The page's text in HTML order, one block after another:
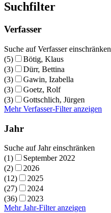
Suchfilter
Verfasser
Suche auf Verfasser einschränken
(5)
Bötig, Klaus
(3)
Dürr, Bettina
(3)
Gawin, Izabella
(3)
Goetz, Rolf
(3)
Gottschlich, Jürgen
Mehr Verfasser-Filter anzeigen
Jahr
Suche auf Jahr einschränken
(1)
September 2022
(2)
2026
(12)
2025
(27)
2024
(36)
2023
Mehr Jahr-Filter anzeigen